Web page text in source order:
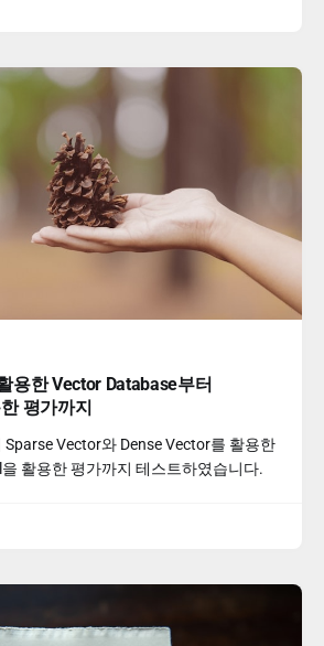
용한 Vector Database부터
평가까지
Sparse Vector와 Dense Vector를 활용한
활용한 평가까지 테스트하였습니다.